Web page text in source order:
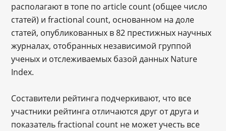
располагают в топе по article count (общее число
статей) и fractional count, основанном на доле
статей, опубликованных в 82 престижных научных
журналах, отобранных независимой группой
ученых и отслеживаемых базой данных Nature
Index.
Составители рейтинга подчеркивают, что все
участники рейтинга отличаются друг от друга и
показатель fractional count не может учесть все